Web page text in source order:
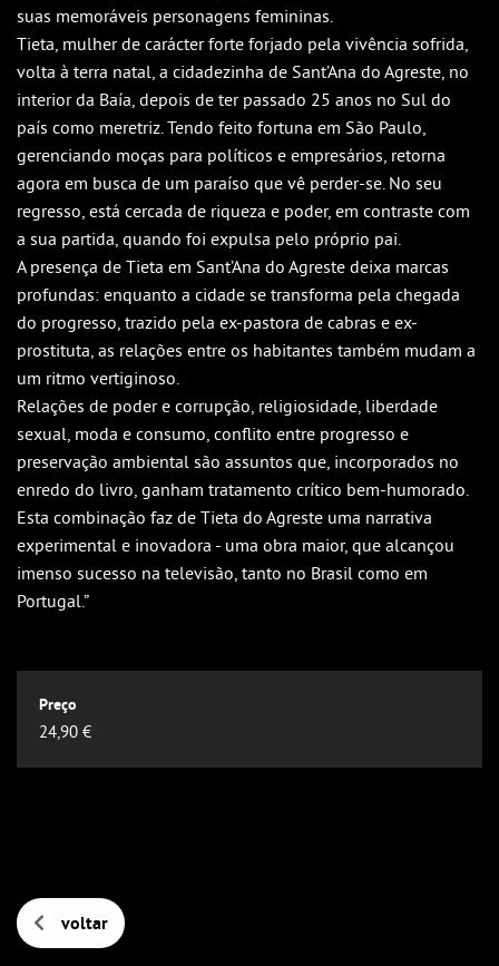
Outlook Online
Yahoo! Calendar
suas memoráveis personagens femininas.
Tieta, mulher de carácter forte forjado pela vivência sofrida,
volta à terra natal, a cidadezinha de Sant’Ana do Agreste, no
interior da Baía, depois de ter passado 25 anos no Sul do
país como meretriz. Tendo feito fortuna em São Paulo,
gerenciando moças para políticos e empresários, retorna
agora em busca de um paraíso que vê perder-se. No seu
regresso, está cercada de riqueza e poder, em contraste com
a sua partida, quando foi expulsa pelo próprio pai.
A presença de Tieta em Sant’Ana do Agreste deixa marcas
profundas: enquanto a cidade se transforma pela chegada
do progresso, trazido pela ex-pastora de cabras e ex-
prostituta, as relações entre os habitantes também mudam a
um ritmo vertiginoso.
Relações de poder e corrupção, religiosidade, liberdade
sexual, moda e consumo, conflito entre progresso e
preservação ambiental são assuntos que, incorporados no
enredo do livro, ganham tratamento crítico bem-humorado.
Esta combinação faz de Tieta do Agreste uma narrativa
experimental e inovadora - uma obra maior, que alcançou
imenso sucesso na televisão, tanto no Brasil como em
Portugal.”
24,90 €
voltar